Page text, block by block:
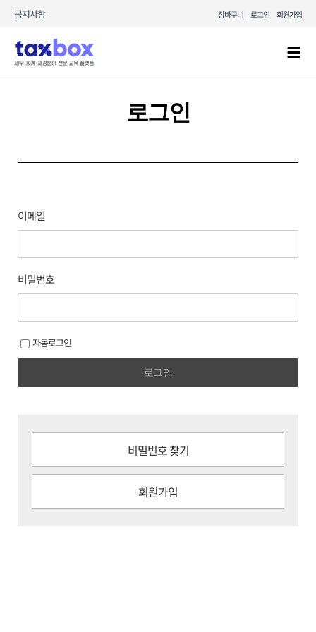
콘텐츠로
공지사항 장바구니 로그인 회원가입
로그인
이메일
비밀번호
자동로그인
로그인
비밀번호 찾기
회원가입